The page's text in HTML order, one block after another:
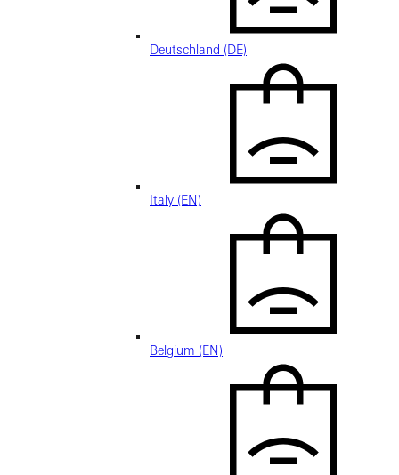
Deutschland (DE)
Italy (EN)
Belgium (EN)